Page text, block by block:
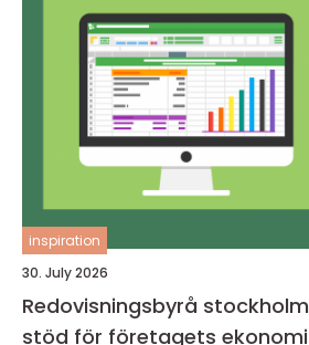
inspiration
30. July 2026
Redovisningsbyrå stockholm så väljer du rätt
stöd för företagets ekonomi